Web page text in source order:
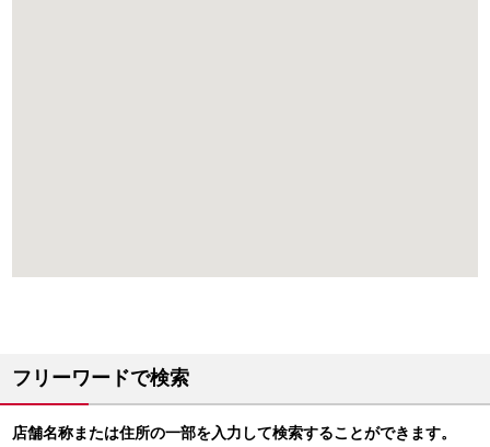
フリーワードで検索
店舗名称または住所の一部を入力して検索することができます。